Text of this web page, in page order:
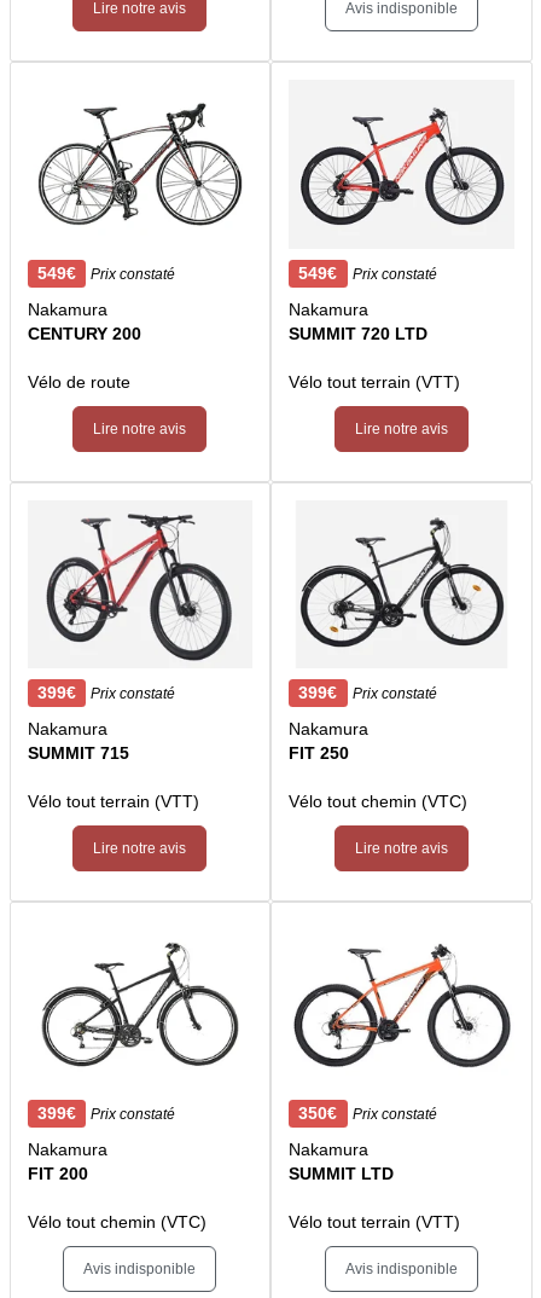
Lire notre avis Avis indisponible
549€ Prix constaté
Nakamura
CENTURY 200
Vélo de route
Lire notre avis
549€ Prix constaté
Nakamura
SUMMIT 720 LTD
Vélo tout terrain (VTT)
Lire notre avis
399€ Prix constaté
Nakamura
SUMMIT 715
Vélo tout terrain (VTT)
Lire notre avis
399€ Prix constaté
Nakamura
FIT 250
Vélo tout chemin (VTC)
Lire notre avis
399€ Prix constaté
Nakamura
FIT 200
Vélo tout chemin (VTC)
Avis indisponible
350€ Prix constaté
Nakamura
SUMMIT LTD
Vélo tout terrain (VTT)
Avis indisponible